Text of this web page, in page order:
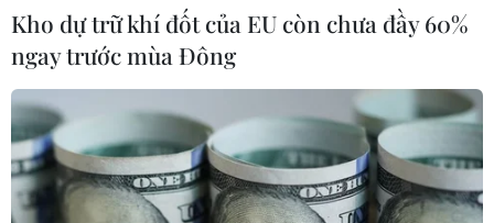
Nâng cao hiệu quả đấu tranh phòng,
chống tội phạm và vi phạm pháp luật
06/08/2026 04:13
Cảnh báo thủ đoạn lừa đảo đưa lao
Kho dự trữ khí đốt của EU còn chưa đầy 60%
ngay trước mùa Đông